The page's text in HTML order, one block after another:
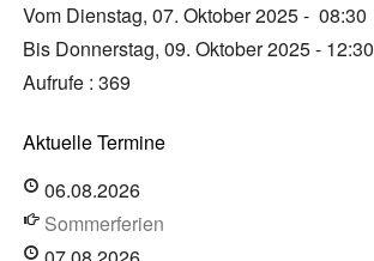
Vom Dienstag, 07. Oktober 2025 - 08:30
Bis Donnerstag, 09. Oktober 2025 - 12:30
Aufrufe: 369
Aktuelle Termine
06.08.2026
Sommerferien